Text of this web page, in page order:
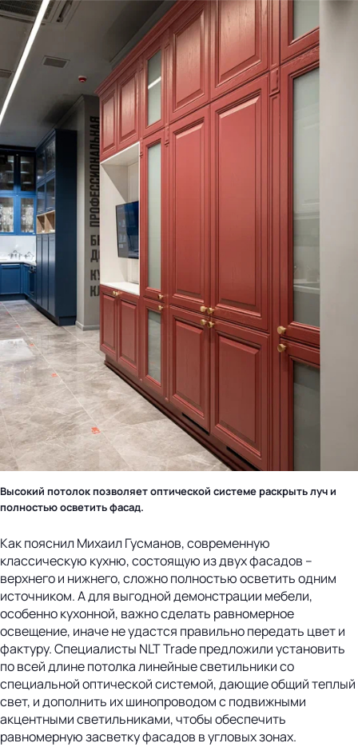
Высокий потолок позволяет оптической системе раскрыть луч и
полностью осветить фасад.
Как пояснил Михаил Гусманов, современную
классическую кухню, состоящую из двух фасадов –
верхнего и нижнего, сложно полностью осветить одним
источником. А для выгодной демонстрации мебели,
особенно кухонной, важно сделать равномерное
освещение, иначе не удастся правильно передать цвет и
фактуру. Специалисты NLT Trade предложили установить
по всей длине потолка линейные светильники со
специальной оптической системой, дающие общий теплый
свет, и дополнить их шинопроводом с подвижными
акцентными светильниками, чтобы обеспечить
равномерную засветку фасадов в угловых зонах.